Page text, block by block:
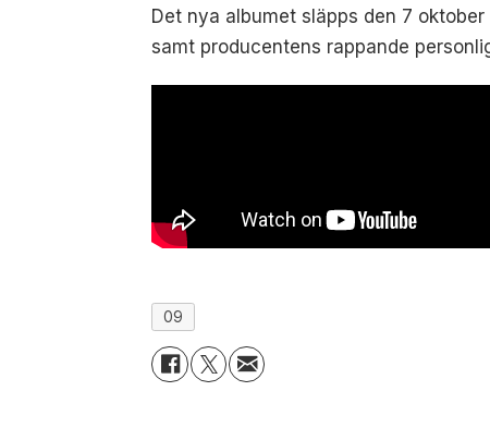
Det nya albumet släpps den 7
samt producentens rappande
09